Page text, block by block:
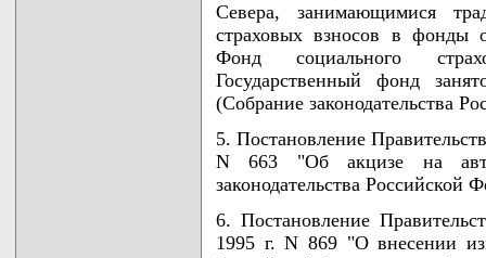
Севера, занимающимися
страховых взносов в фонды
Фонд социального
Государственный фонд
(Собрание законодательства
5. Постановление
N 663 "Об акцизе на
законодательства Российской
6. Постановление
1995 г. N 869 "О внесении